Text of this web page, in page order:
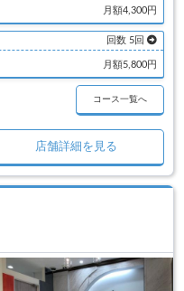
月額4,300円
回数 5回
月額5,800円
コース一覧へ
店舗詳細を見る